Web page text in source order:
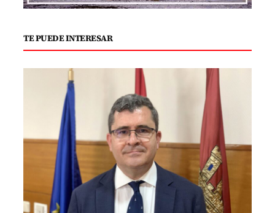
TE PUEDE INTERESAR